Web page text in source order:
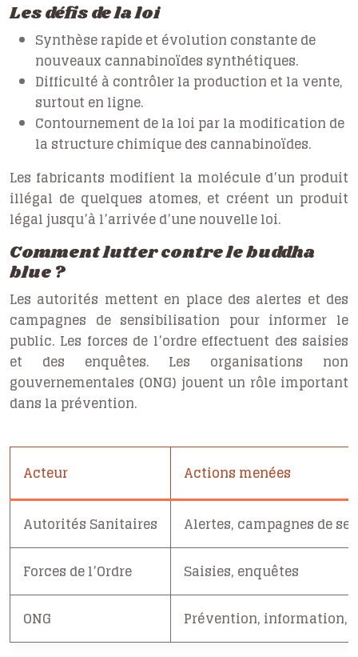
Les défis de la loi
Synthèse rapide et évolution constante de
nouveaux cannabinoïdes synthétiques.
Difficulté à contrôler la production et la vente,
surtout en ligne.
Contournement de la loi par la modification de
la structure chimique des cannabinoïdes.
Les fabricants modifient la molécule d’un produit
illégal de quelques atomes, et créent un produit
légal jusqu’à l’arrivée d’une nouvelle loi.
Comment lutter contre le buddha
blue ?
Les autorités mettent en place des alertes et des
campagnes de sensibilisation pour informer le
public. Les forces de l’ordre effectuent des saisies
et des enquêtes. Les organisations non
gouvernementales (ONG) jouent un rôle important
dans la prévention.
Acteur Actions menées
Autorités Sanitaires Alertes, campagnes de
Forces de l’Ordre Saisies, enquêtes
ONG Prévention, information,